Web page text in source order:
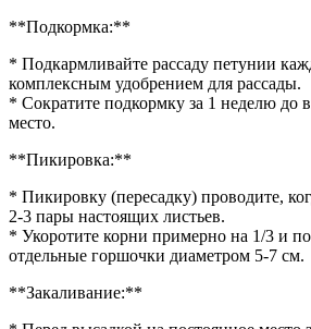
**Подкормка:**
* Подкармливайте рассаду петунии
комплексным удобрением для рассады.
* Сократите подкормку за 1 неделю до
место.
**Пикировка:**
* Пикировку (пересадку) проводите,
2-3 пары настоящих листьев.
* Укоротите корни примерно на 1/3 и
отдельные горшочки диаметром 5-7 см.
**Закаливание:**